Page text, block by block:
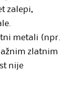
zalepi,
metali (npr.
zlatnim
nije